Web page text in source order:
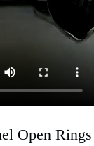
Open Rings